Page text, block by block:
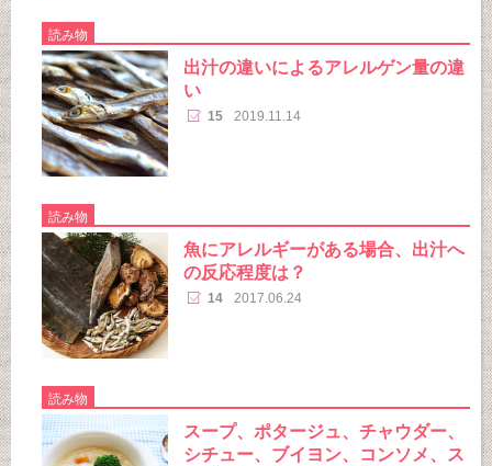
読み物
出汁の違いによるアレルゲン量の違
い
15 2019.11.14
読み物
魚にアレルギーがある場合、出汁へ
の反応程度は？
14 2017.06.24
読み物
スープ、ポタージュ、チャウダー、
シチュー、ブイヨン、コンソメ、ス